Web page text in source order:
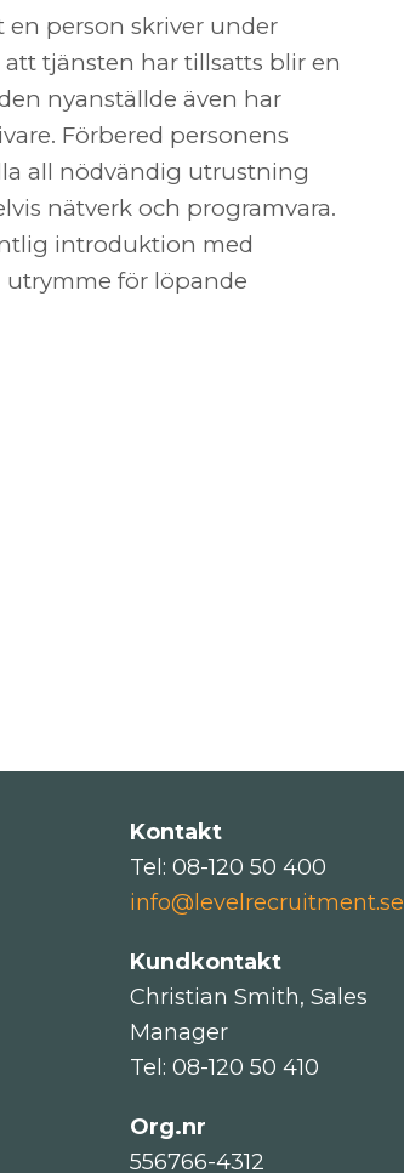
person skriver under
tjänsten har tillsatts blir en
nyanställde även har
Förbered personens
all nödvändig utrustning
nätverk och programvara.
introduktion med
för löpande
Kontakt
Tel: 08-120 50 400
info@levelrecruitment.se
Kundkontakt
Christian Smith, Sales
Manager
Tel: 08-120 50 410
Org.nr
556766-4312